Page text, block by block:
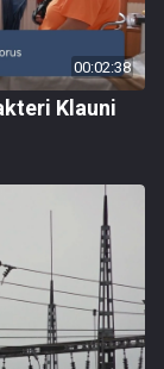
00:02:38
Klauni